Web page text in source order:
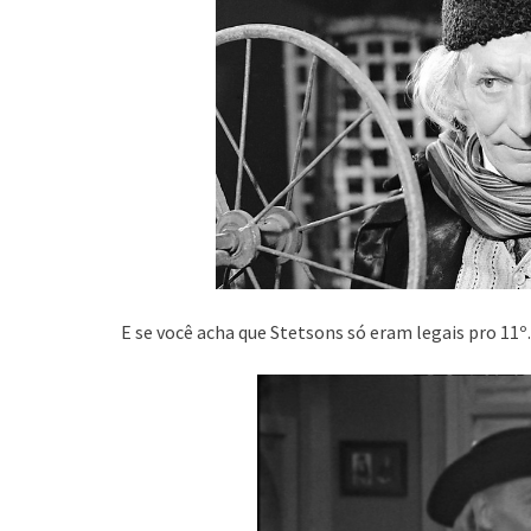
E se você acha que Stetsons só eram legais pro